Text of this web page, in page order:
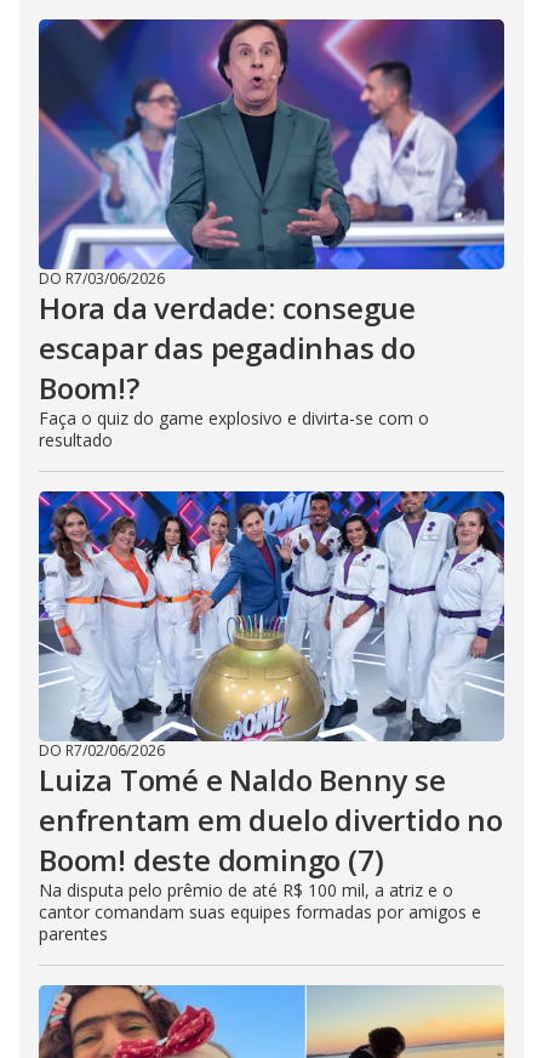
DO R7/03/06/2026
Hora da verdade: consegue
escapar das pegadinhas do
Boom!?
Faça o quiz do game explosivo e divirta-se com o
resultado
DO R7/02/06/2026
Luiza Tomé e Naldo Benny se
enfrentam em duelo divertido no
Boom! deste domingo (7)
Na disputa pelo prêmio de até R$ 100 mil, a atriz e o
cantor comandam suas equipes formadas por amigos e
parentes